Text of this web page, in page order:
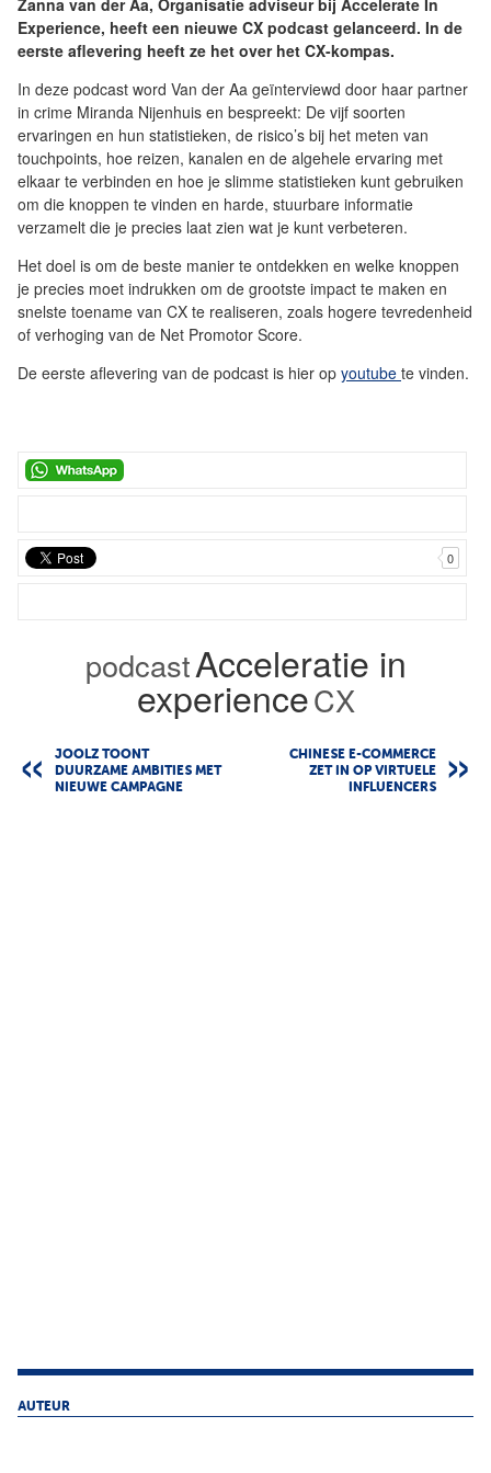
Zanna van der Aa, Organisatie adviseur bij Accelerate In
Experience, heeft een nieuwe CX podcast gelanceerd. In de
eerste aflevering heeft ze het over het CX-kompas.
In deze podcast word Van der Aa geïnterviewd door haar partner
in crime Miranda Nijenhuis en bespreekt: De vijf soorten
ervaringen en hun statistieken, de risico’s bij het meten van
touchpoints, hoe reizen, kanalen en de algehele ervaring met
elkaar te verbinden en hoe je slimme statistieken kunt gebruiken
om die knoppen te vinden en harde, stuurbare informatie
verzamelt die je precies laat zien wat je kunt verbeteren.
Het doel is om de beste manier te ontdekken en welke knoppen
je precies moet indrukken om de grootste impact te maken en
snelste toename van CX te realiseren, zoals hogere tevredenheid
of verhoging van de Net Promotor Score.
De eerste aflevering van de podcast is hier op youtube te vinden.
0
podcastAcceleratie in
experienceCX
JOOLZ TOONT
DUURZAME AMBITIES MET
NIEUWE CAMPAGNE
CHINESE E-COMMERCE
ZET IN OP VIRTUELE
INFLUENCERS
AUTEUR